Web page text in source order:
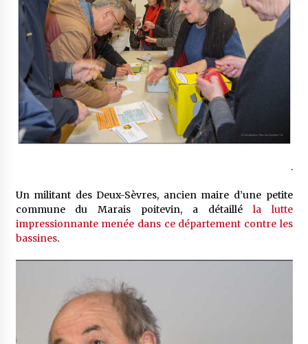
.
Un militant des Deux-Sèvres, ancien maire d’une petite
commune du Marais poitevin, a détailléla lutte
impressionnante menée dans ce département contre les
bassines.